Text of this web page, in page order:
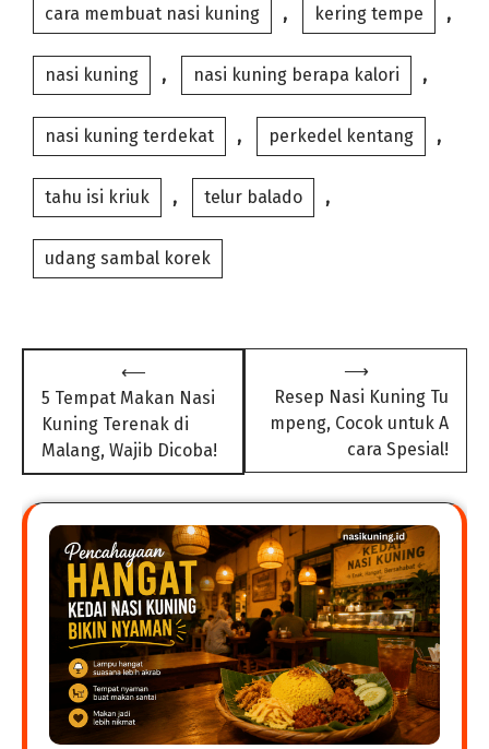
cara membuat nasi kuning , kering tempe ,
nasi kuning , nasi kuning berapa kalori ,
nasi kuning terdekat , perkedel kentang ,
tahu isi kriuk , telur balado ,
udang sambal korek
navigation
⟵
5 Tempat Makan Nasi
Kuning Terenak di
Malang, Wajib Dicoba!
Resep Nasi Kuning Tu
mpeng, Cocok untuk A
cara Spesial!
⟶